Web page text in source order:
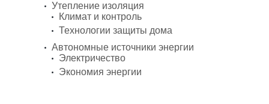
Утепление изоляция
Климат и контроль
Технологии защиты дома
Автономные источники энергии
Электричество
Экономия энергии